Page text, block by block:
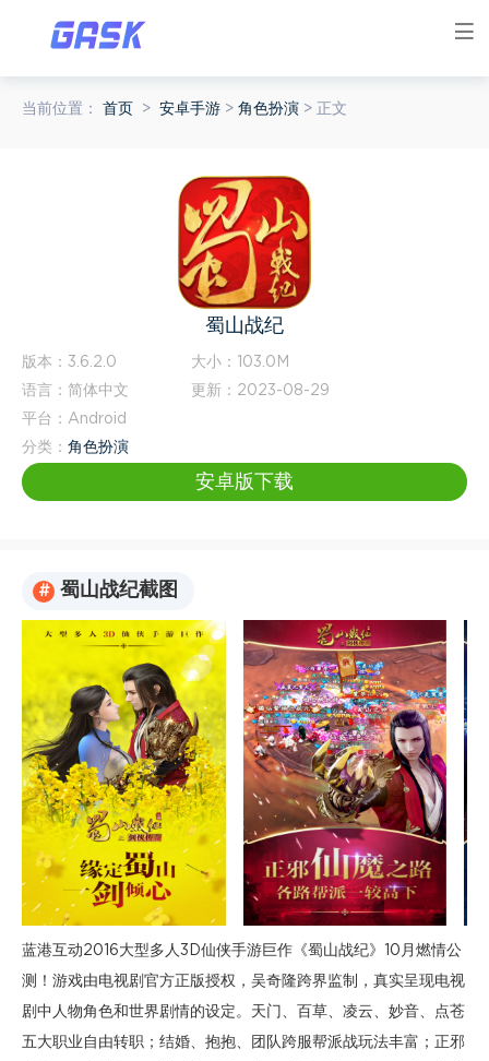
当前位置： 首页 > 安卓手游 > 角色扮演 > 正文
蜀山战纪
版本： 3.6.2.0 大小：
103.0M
语言： 简体中文 更新： 2023-08-29
平台： Android
分类： 角色扮演
安卓版下载
# 蜀山战纪截图
蓝港互动2016大型多人3D仙侠手游巨作《蜀山战纪》10月燃情公
测！游戏由电视剧官方正版授权，吴奇隆跨界监制，真实呈现电视
剧中人物角色和世界剧情的设定。天门、百草、凌云、妙音、点苍
五大职业自由转职；结婚、抱抱、团队跨服帮派战玩法丰富；正邪